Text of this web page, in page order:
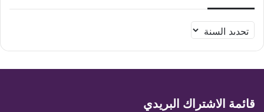
قائمة الاشتراك البريدي